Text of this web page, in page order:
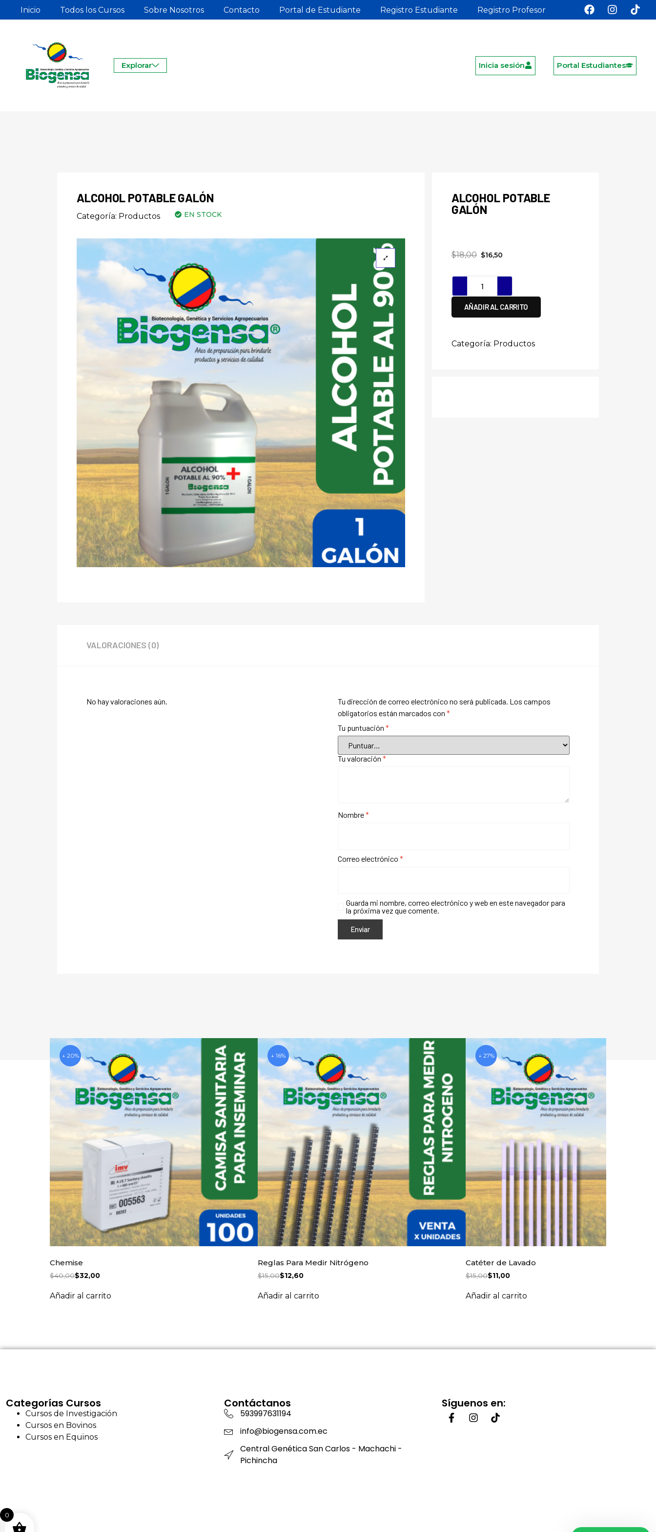
Inicio Todos los Cursos Sobre Nosotros Contacto Portal de Estudiante Registro Estudiante Registro Profesor
Explorar Inicia sesión Portal Estudiantes
ALCOHOL POTABLE GALÓN
Categoría: Productos EN STOCK
ALCOHOL POTABLE
GALÓN
$18,00 $16,50
AÑADIR AL CARRITO
Categoría: Productos
VALORACIONES (0)
No hay valoraciones aún. Tu dirección de correo electrónico no será publicada. Los campos
obligatorios están marcados con *
Tu puntuación *
Tu valoración *
Nombre*
Correo electrónico *
Guarda mi nombre, correo electrónico y web en este navegador para
la próxima vez que comente.
↓ 20%
Chemise
$40,00$32,00
Añadir al carrito
↓ 16%
Reglas Para Medir Nitrógeno
$15,00$12,60
Añadir al carrito
↓ 27%
Catéter de Lavado
$15,00$11,00
Añadir al carrito
Categorías Cursos
Cursos de Investigación
Cursos en Bovinos
Cursos en Equinos
Contáctanos
593997631194
info@biogensa.com.ec
Central Genética San Carlos - Machachi -
Pichincha
Síguenos en:
0